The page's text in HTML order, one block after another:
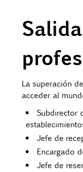
La superación
acceder al
Subdirector
Jefe de
Encargado
Jefe de